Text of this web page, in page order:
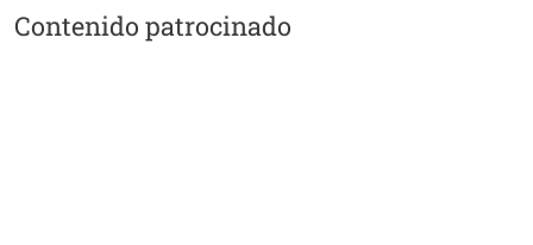
Contenido patrocinado